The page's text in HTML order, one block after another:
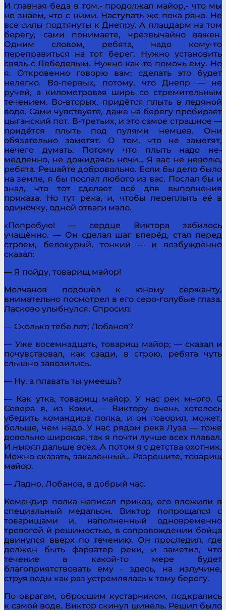
И главная беда в том,- продолжал майор,- что мы
не знаем, что с ними. Наступать же пока рано. Не
все силы подтянуты к Днепру. А плацдарм на том
берегу, сами понимаете, чрезвычайно важен.
Одним словом, ребята, надо кому-то
переправиться на тот берег. Нужно установить
связь с Лебедевым. Нужно как-то помочь ему. Но
я. Откровенно говорю вам: сделать это будет
нелегко. Во-первых, потому, что Днепр — не
ручей, а километровая ширь со стремительным
течением. Во-вторых, придётся плыть в ледяной
воде. Сами чувствуете, даже на берегу пробирает
цыган­ский пот. В-третьих, и это самое страшное —
придётся плыть под пулями немцев. Они
обязательно заметят. О том, что не заметят,
нечего думать. Потому что плыть надо не­
медленно, не дожидаясь ночи… Я вас не неволю,
ребята. Решайте добровольно. Если бы дело было
на земле, я бы послал любого из вас. Послал бы и
знал, что тот сделает всё для выполнения
приказа. Но тут река, и, чтобы пере­плыть её в
одиночку, одной отваги мало.
«Попробую! — сердце Виктора забилось
учащённо. — Он сделал шаг вперёд, стал перед
строем, белокурый, тон­кий — и возбуждённо
сказал:
— Я пойду, товарищ майор!
Молчанов подошёл к юному сержанту,
внимательно посмотрел в его серо-голубые глаза.
Ласково улыбнулся. Спросил:
— Сколько тебе лет; Лобанов?
— Уже восемнадцать, товарищ майор; — сказал и
по­чувствовал, как сзади, в строю, ребята чуть
слышно заво­зились.
— Ну, а плавать ты умеешь?
— Как утка, товарищ майор. У нас рек много. С
Севера я, из Коми, — Виктору очень хотелось
убедить командира полка, и он говорил, может,
больше, чем надо. У нас рядом река Луза — тоже
довольно широкая, так я почти лучше всех плавал.
И нырял дальше всех. А потом я с детства охотник.
Можно сказать, закалённый… Разрешите, товарищ
майор.
— Ладно, Лобанов, в добрый час.
Командир полка написал приказ, его вложили в
специ­альный медальон. Виктор попрощался с
товарищами и, наполненный одновременно
тревогой й решимостью, в сопровождении бойца
двинулся вверх по течению. Он про­следил, где
должен быть фарватер реки, и заметил, что
течение в какой-то мере будет
благоприятствовать ему ‑ здесь, на излучине,
струя воды как раз устремлялась к тому берегу.
По оврагам, обросшим кустарником, подкрались
к самой воде. Виктор скинул шинель. Решил было